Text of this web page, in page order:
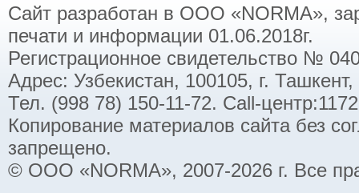
Сайт разработан в ООО «NORMA»,
печати и информации 01.06.2018г.
Регистрационное свидетельство №
Адрес: Узбекистан, 100105, г.
Тел. (998 78) 150-11-72. Call-
Копирование материалов сайта без
запрещено.
© ООО «NORMA», 2007-2026 г. Все